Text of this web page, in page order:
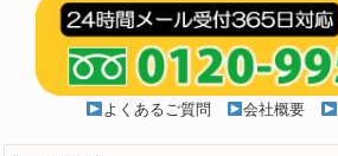
よくあるご質問 会社概要